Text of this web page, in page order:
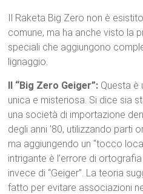
Il Raketa Big Zero non è
comune, ma ha anche visto la
speciali che aggiungono
lignaggio.
Il “Big Zero Geiger”: Questa è
unica e misteriosa. Si dice sia
una società di importazione
degli anni ’80, utilizzando parti
ma aggiungendo un “tocco
intrigante è l’errore di ortografia
invece di “Geiger”. La teoria
fatto per evitare associazioni